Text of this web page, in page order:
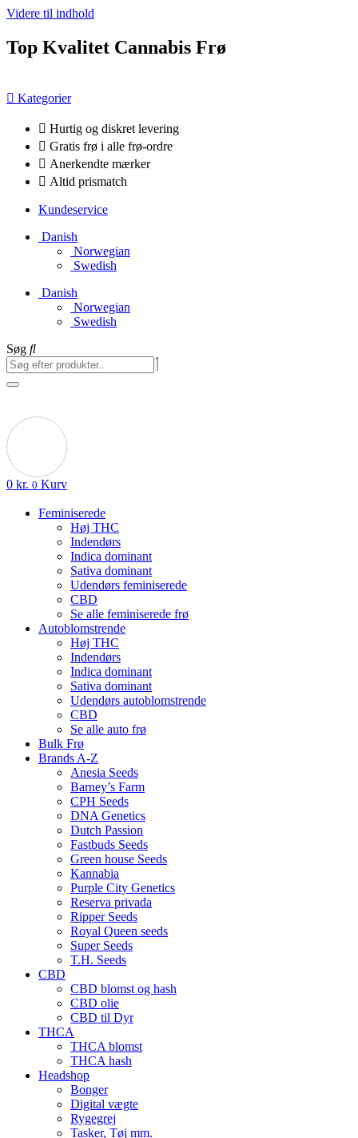
Videre til indhold
Top Kvalitet Cannabis Frø
Kategorier
Hurtig og diskret levering
Gratis frø i alle frø-ordre
Anerkendte mærker
Altid prismatch
Kundeservice
Danish
Norwegian
Swedish
Danish
Norwegian
Swedish
Søg
0 kr. 0 Kurv
Feminiserede
Høj THC
Indendørs
Indica dominant
Sativa dominant
Udendørs feminiserede
CBD
Se alle feminiserede frø
Autoblomstrende
Høj THC
Indendørs
Indica dominant
Sativa dominant
Udendørs autoblomstrende
CBD
Se alle auto frø
Bulk Frø
Brands A-Z
Anesia Seeds
Barney’s Farm
CPH Seeds
DNA Genetics
Dutch Passion
Fastbuds Seeds
Green house Seeds
Kannabia
Purple City Genetics
Reserva privada
Ripper Seeds
Royal Queen seeds
Super Seeds
T.H. Seeds
CBD
CBD blomst og hash
CBD olie
CBD til Dyr
THCA
THCA blomst
THCA hash
Headshop
Bonger
Digital vægte
Rygegrej
Tasker, Tøj mm.